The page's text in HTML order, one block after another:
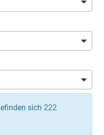
sich 222